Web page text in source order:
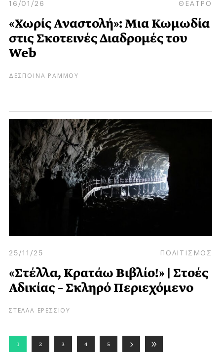
16/01/26 ΘΕΑΤΡΟ
«Χωρίς Αναστολή»: Μια Κωμωδία
στις Σκοτεινές Διαδρομές του
Web
ΔΕΣΠΟΙΝΑ ΡΑΜΜΟΥ
25/11/25 ΠΟΛΙΤΙΣΜΟΣ
«Στέλλα, Κρατάω Βιβλίο!» | Στοές
Αδικίας – Σκληρό Περιεχόμενο
ΣΤΕΛΛΑ ΕΡΕΣΣΙΟΥ
1 2 3 4 5